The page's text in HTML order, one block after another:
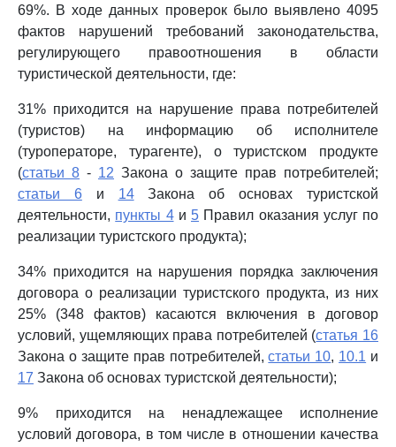
69%. В ходе данных проверок было выявлено 4095
фактов нарушений требований законодательства,
регулирующего правоотношения в области
туристической деятельности, где:
31% приходится на нарушение права потребителей
(туристов) на информацию об исполнителе
(туроператоре, турагенте), о туристском продукте
(статьи 8 - 12 Закона о защите прав потребителей;
статьи 6и 14Закона об основах туристской
деятельности, пункты 4и 5 Правил оказания услуг по
реализации туристского продукта);
34% приходится на нарушения порядка заключения
договора о реализации туристского продукта, из них
25% (348 фактов) касаются включения в договор
условий, ущемляющих права потребителей (статья 16
Закона о защите прав потребителей,статьи 10, 10.1 и
17 Закона об основах туристской деятельности);
9% приходится на ненадлежащее исполнение
условий договора, в том числе в отношении качества